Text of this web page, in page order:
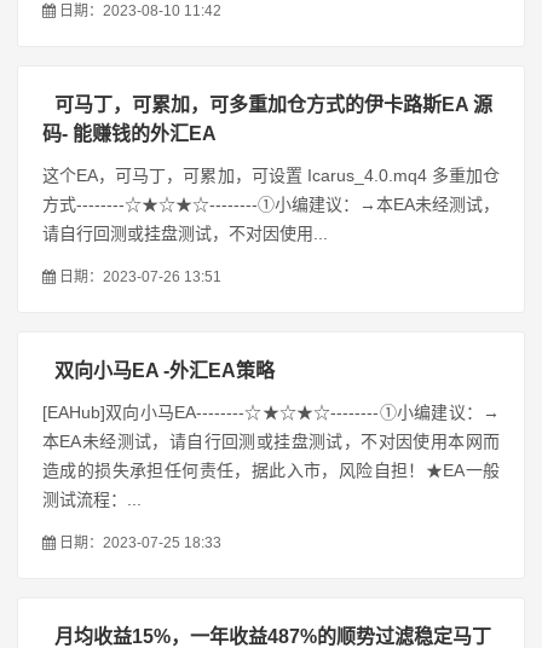
日期：2023-08-10 11:42
可马丁，可累加，可多重加仓方式的伊卡路斯EA 源
码- 能赚钱的外汇EA
这个EA，可马丁，可累加，可设置 Icarus_4.0.mq4 多重加仓
方式--------☆★☆★☆--------①小编建议：→本EA未经测试，
请自行回测或挂盘测试，不对因使用...
日期：2023-07-26 13:51
双向小马EA -外汇EA策略
[EAHub]双向小马EA--------☆★☆★☆--------①小编建议：→
本EA未经测试，请自行回测或挂盘测试，不对因使用本网而
造成的损失承担任何责任，据此入市，风险自担！★EA一般
测试流程：...
日期：2023-07-25 18:33
月均收益15%，一年收益487%的顺势过滤稳定马丁